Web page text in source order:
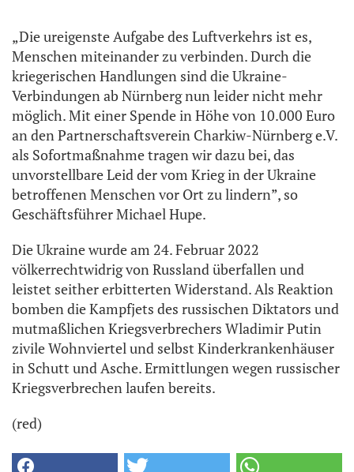
„Die ureigenste Aufgabe des Luftverkehrs ist es,
Menschen miteinander zu verbinden. Durch die
kriegerischen Handlungen sind die Ukraine-
Verbindungen ab Nürnberg nun leider nicht mehr
möglich. Mit einer Spende in Höhe von 10.000 Euro
an den Partnerschaftsverein Charkiw-Nürnberg e.V.
als Sofortmaßnahme tragen wir dazu bei, das
unvorstellbare Leid der vom Krieg in der Ukraine
betroffenen Menschen vor Ort zu lindern”, so
Geschäftsführer Michael Hupe.
Die Ukraine wurde am 24. Februar 2022
völkerrechtwidrig von Russland überfallen und
leistet seither erbitterten Widerstand. Als Reaktion
bomben die Kampfjets des russischen Diktators und
mutmaßlichen Kriegsverbrechers Wladimir Putin
zivile Wohnviertel und selbst Kinderkrankenhäuser
in Schutt und Asche. Ermittlungen wegen russischer
Kriegsverbrechen laufen bereits.
(red)